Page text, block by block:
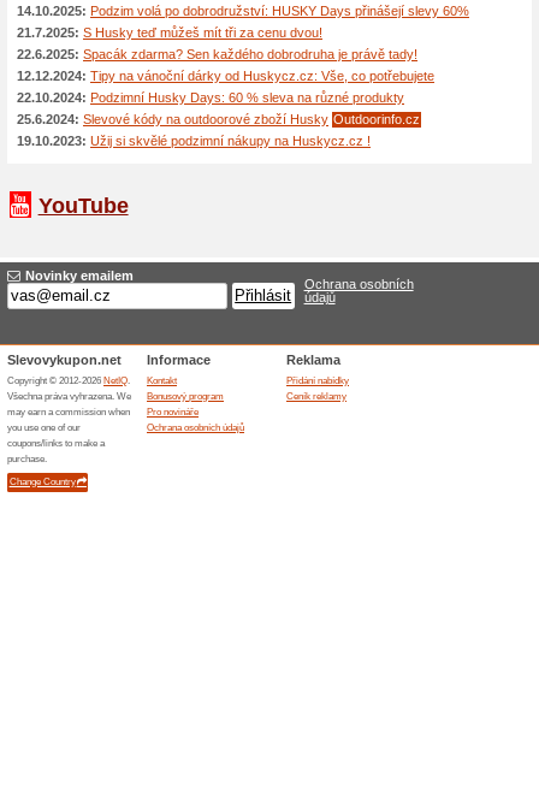
dárkové poukazy – hodí se
poukaz lze vhodně využít i
blízké, kteří mají blízko k
Až 15 % sleva díky
100% fungovalo Akce
Registrujte se do Husky
slevami kdykoli 24h denně,